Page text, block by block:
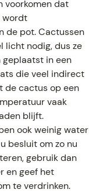
voorkomen dat
wordt
de pot. Cactussen
licht nodig, dus ze
in een
die veel indirect
de cactus op een
vaak
blijft.
ook weinig water
besluit om zo nu
gebruik dan
en geef het
te verdrinken.